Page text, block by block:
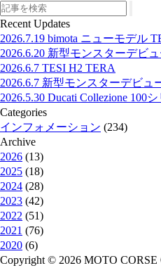
Search
Recent Updates
2026.7.19 bimota ニューモデル
2026.6.20 新型モンスターデビ
2026.6.7 TESI H2 TERA
2026.6.7 新型モンスターデビュ
2026.5.30 Ducati Collezione 100
Categories
インフォメーション (234)
Archive
2026 (13)
2025 (18)
2024 (28)
2023 (42)
2022 (51)
2021 (76)
2020 (6)
Copyright © 2026 MOTO CORSE